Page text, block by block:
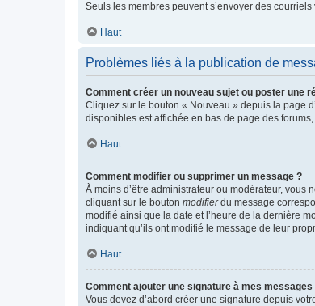
Seuls les membres peuvent s’envoyer des
Haut
Problèmes liés à la publication de
Comment créer un nouveau sujet ou poster une
Cliquez sur le bouton « Nouveau » depuis la page
disponibles est affichée en bas de page des
Haut
Comment modifier ou supprimer un message ?
À moins d’être administrateur ou modérateur,
cliquant sur le bouton modifierdu message
modifié ainsi que la date et l’heure de la dernière
indiquant qu’ils ont modifié le message de leur
Haut
Comment ajouter une signature à mes messages
Vous devez d’abord créer une signature depuis